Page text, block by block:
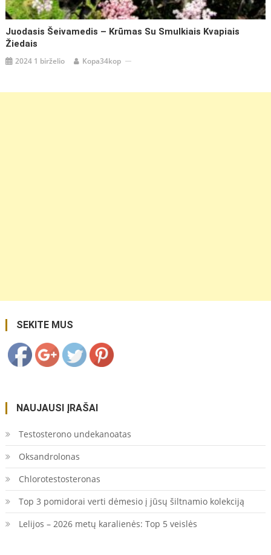
Juodasis Šeivamedis – Krūmas Su Smulkiais Kvapiais
Žiedais
2024 1 birželio Kopa34kop
SEKITE MUS
2026/">
NAUJAUSI ĮRAŠAI
Testosterono undekanoatas
Oksandrolonas
Chlorotestosteronas
Top 3 pomidorai verti dėmesio į jūsų šiltnamio kolekciją
Lelijos – 2026 metų karalienės: Top 5 veislės